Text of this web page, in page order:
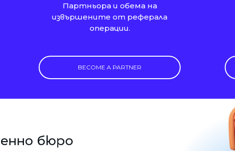
Партньора и обема на
извършените от реферала
операции.
BECOME A PARTNER
бюро